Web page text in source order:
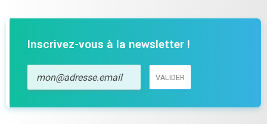
Inscrivez-vous à la newsletter !
VALIDER